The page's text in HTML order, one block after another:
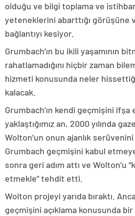
olduğu ve bilgi toplama ve
yeteneklerini abarttığı görüşüne
bağlantıyı kesiyor.
Grumbach’ın bu ikili yaşamının
rahatlamadığını hiçbir zaman
hizmeti konusunda neler
kalacak.
Grumbach’ın kendi geçmişini
yaklaştığımız an, 2000 yılında
Wolton’un onun ajanlık
Grumbach geçmişini kabul
sonra geri adım attı ve Wolton’u
etmekle” tehdit etti.
Wolton projeyi yarıda bıraktı.
geçmişini açıklama konusunda bir